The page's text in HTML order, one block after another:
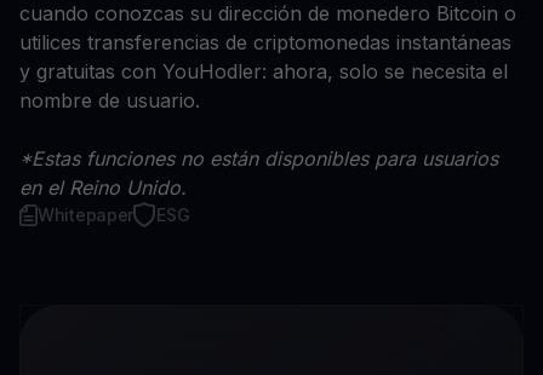
cuando conozcas su dirección de monedero Bitcoin o
utilices transferencias de criptomonedas instantáneas
y gratuitas con YouHodler: ahora, solo se necesita el
nombre de usuario.
*Estas funciones no están disponibles para usuarios
en el Reino Unido.
Whitepaper ESG